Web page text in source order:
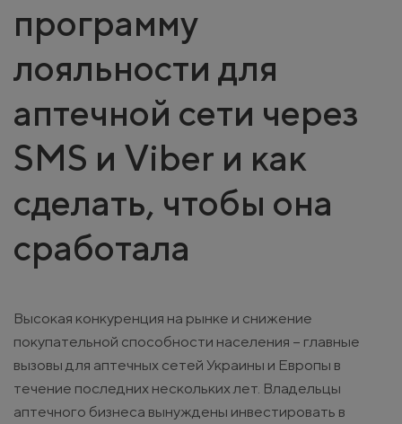
программу
лояльности для
аптечной сети через
SMS и Viber и как
сделать, чтобы она
сработала
Высокая конкуренция на рынке и снижение
покупательной способности населения – главные
вызовы для аптечных сетей Украины и Европы в
течение последних нескольких лет. Владельцы
аптечного бизнеса вынуждены инвестировать в